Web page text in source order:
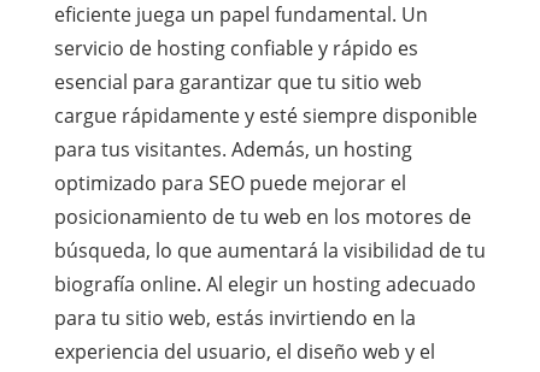
eficiente juega un papel fundamental. Un
servicio de hosting confiable y rápido es
esencial para garantizar que tu sitio web
cargue rápidamente y esté siempre disponible
para tus visitantes. Además, un hosting
optimizado para SEO puede mejorar el
posicionamiento de tu web en los motores de
búsqueda, lo que aumentará la visibilidad de tu
biografía online. Al elegir un hosting adecuado
para tu sitio web, estás invirtiendo en la
experiencia del usuario, el diseño web y el